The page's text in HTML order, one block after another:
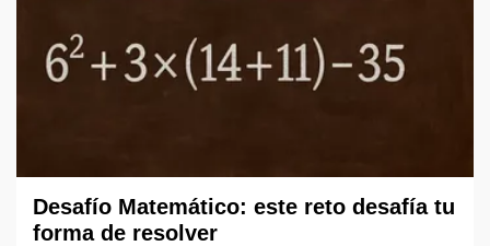
Desafío Matemático: este reto desafía tu
forma de resolver